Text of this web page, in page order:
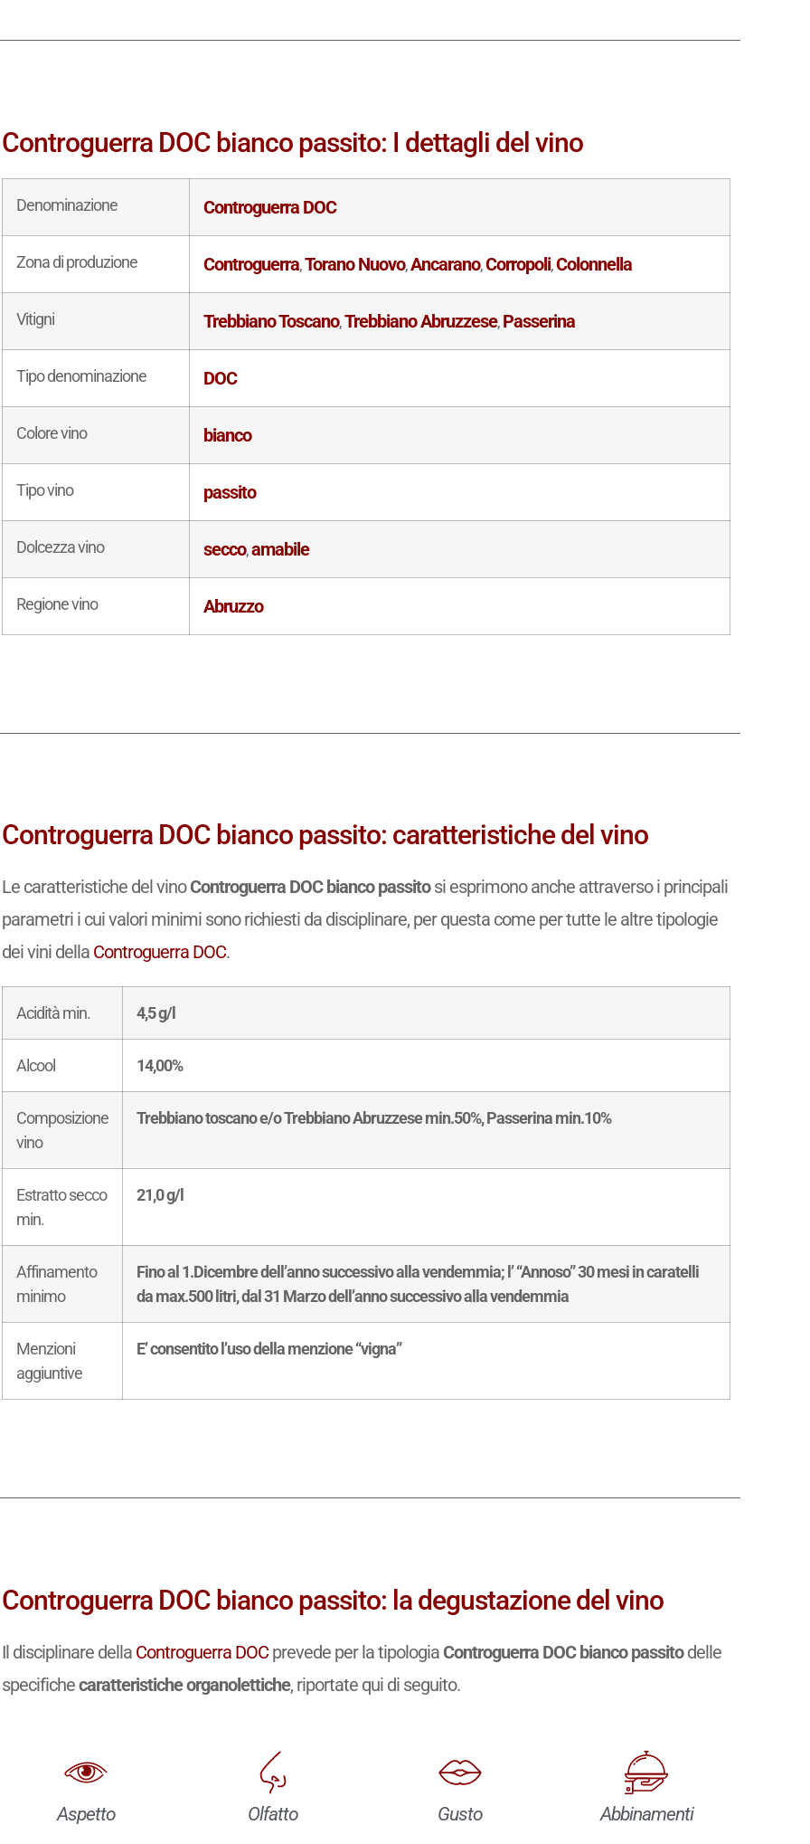
Controguerra DOC bianco passito: I dettagli del vino
Denominazione Controguerra DOC
Zona di produzione Controguerra,Torano Nuovo,Ancarano,Corropoli,Colonnella
Vitigni Trebbiano Toscano,Trebbiano Abruzzese,Passerina
Tipo denominazione DOC
Colore vino bianco
Tipo vino passito
Dolcezza vino secco,amabile
Regione vino Abruzzo
Controguerra DOC bianco passito: caratteristiche del vino
Le caratteristiche del vinoControguerra DOC bianco passitosi esprimono anche attraverso i principali
parametri i cui valori minimi sono richiesti da disciplinare, per questa come per tutte le altre tipologie
dei vini della Controguerra DOC.
Acidità min. 4,5 g/l
Alcool 14,00%
Composizione
vino
Trebbiano toscano e/o Trebbiano Abruzzese min.50%, Passerina min.10%
Estratto secco
min.
21,0 g/l
Affinamento
minimo
Fino al 1.Dicembre dell’anno successivo alla vendemmia; l’ “Annoso” 30 mesi in caratelli
da max.500 litri, dal 31 Marzo dell’anno successivo alla vendemmia
Menzioni
aggiuntive
E’ consentito l’uso della menzione “vigna”
Controguerra DOC bianco passito: la degustazione del vino
Il disciplinare della Controguerra DOC prevede per la tipologia Controguerra DOC bianco passitodelle
specifichecaratteristiche organolettiche, riportate qui di seguito.
Aspetto
Olfatto
Gusto
Abbinamenti